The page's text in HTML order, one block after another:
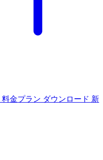
料金プラン ダウンロード 新